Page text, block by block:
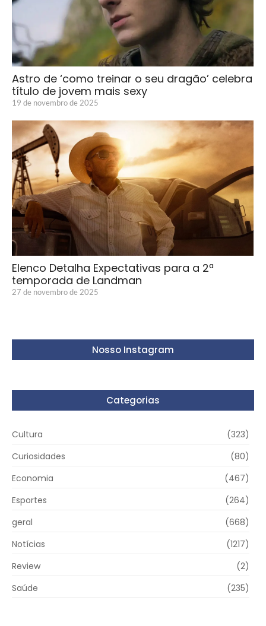
Astro de ‘como treinar o seu dragão’ celebra
título de jovem mais sexy
19 de novembro de 2025
Elenco Detalha Expectativas para a 2ª
temporada de Landman
27 de novembro de 2025
Nosso Instagram
Categorias
Cultura
(323)
Curiosidades
(80)
Economia
(467)
Esportes
(264)
geral
(668)
Notícias
(1217)
Review
(2)
Saúde
(235)